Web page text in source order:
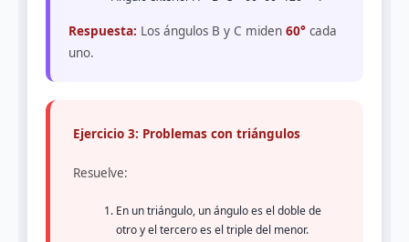
Respuesta: Los ángulos B y C miden 60° cada
uno.
Ejercicio 3: Problemas con triángulos
Resuelve:
En un triángulo, un ángulo es el doble de
otro y el tercero es el triple del menor.